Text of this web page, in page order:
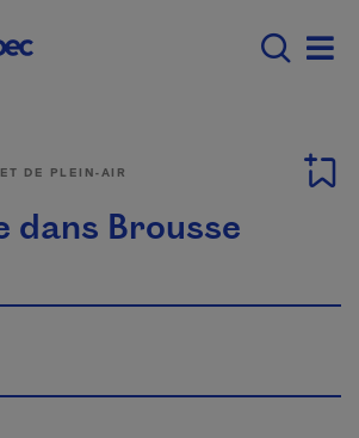
Main navigation -
DE PLEIN-AIR
dans Brousse